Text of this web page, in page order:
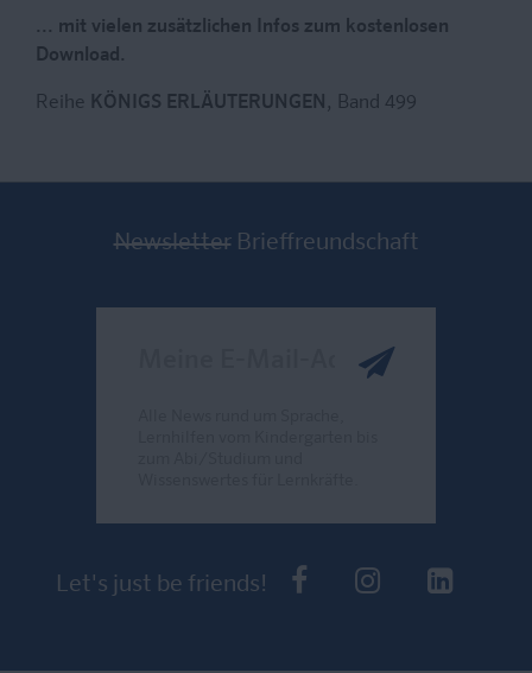
... mit vielen zusätzlichen Infos zum kostenlosen
Download.
Reihe KÖNIGS ERLÄUTERUNGEN , Band 499
Newsletter Brieffreundschaft
Let's just be friends! PONS beiPONS bei